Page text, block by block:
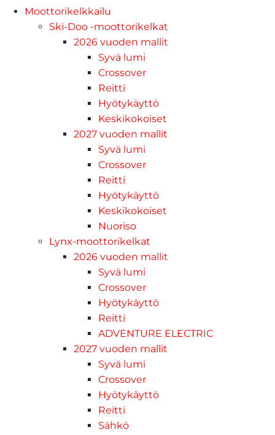
Moottorikelkkailu
Ski-Doo -moottorikelkat
2026 vuoden mallit
Syvä lumi
Crossover
Reitti
Hyötykäyttö
Keskikokoiset
2027 vuoden mallit
Syvä lumi
Crossover
Reitti
Hyötykäyttö
Keskikokoiset
Nuoriso
Lynx-moottorikelkat
2026 vuoden mallit
Syvä lumi
Crossover
Hyötykäyttö
Reitti
ADVENTURE ELECTRIC
2027 vuoden mallit
Syvä lumi
Crossover
Hyötykäyttö
Reitti
Sähkö